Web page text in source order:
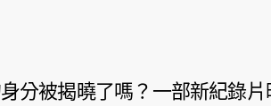
分被揭曉了嗎？一部新紀錄